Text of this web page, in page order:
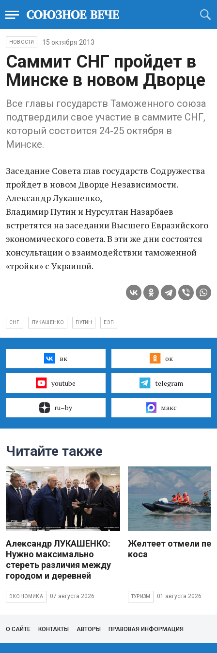
НОВОСТИ 15 октября 2013
Саммит СНГ пройдет в
Минске в новом Дворце
Все главы государств Таможенного союза
подтвердили свое участие в саммите СНГ,
который состоится 24-25 октября в
Минске.
Заседание Совета глав государств Содружества
пройдет в новом Дворце Независимости.
Александр Лукашенко,
Владимир Путин и Нурсултан Назарбаев
встретятся на заседании Высшего Евразийского
экономического совета. В эти же дни состоятся
консультации о взаимодействии таможенной
«тройки» с Украиной.
СНГ ЛУКАШЕНКО ПУТИН ЕЭП
вк ок
youtube telegram
ru–by макс
Читайте также
Александр ЛУКАШЕНКО:
Нужно максимально
стереть различия между
городом и деревней
ЭКОНОМИКА 07 августа 2026
Желтеет отмели
коса
ТУРИЗМ 01 августа 2026
О САЙТЕ КОНТАКТЫ АВТОРЫ ПРАВОВАЯ ИНФОРМАЦИЯ